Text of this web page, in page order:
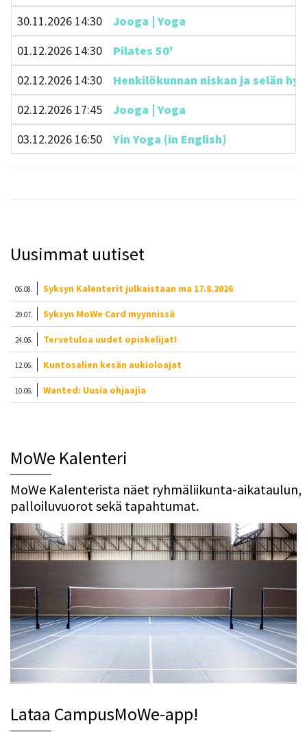
30.11.2026 14:30
Jooga | Yoga
01.12.2026 14:30
Pilates 50'
02.12.2026 14:30
Henkilökunnan niskan ja selän
02.12.2026 17:45
Jooga | Yoga
03.12.2026 16:50
Yin Yoga (in English)
Uusimmat uutiset
06.08. Syksyn Kalenterit julkaistaan ma 17.8.2026
29.07. Syksyn MoWe Card myynnissä
24.06. Tervetuloa uudet opiskelijat!
12.06. Kuntosalien kesän aukioloajat
10.06. Wanted: Uusia ohjaajia
MoWe Kalenteri
MoWe Kalenterista näet ryhmäliikunta-aikataulun,
palloiluvuorot sekä tapahtumat.
Lataa CampusMoWe-app!